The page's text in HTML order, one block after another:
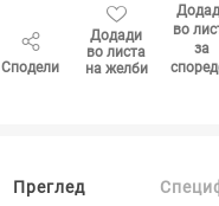
Сподели
Додади
во листа
на желби
во
за
Преглед